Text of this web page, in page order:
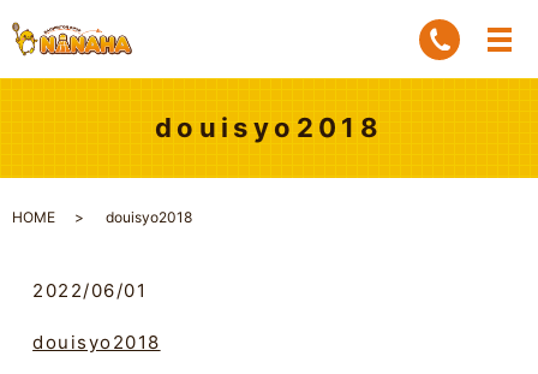
douisyo2018
HOME douisyo2018
2022/06/01
douisyo2018